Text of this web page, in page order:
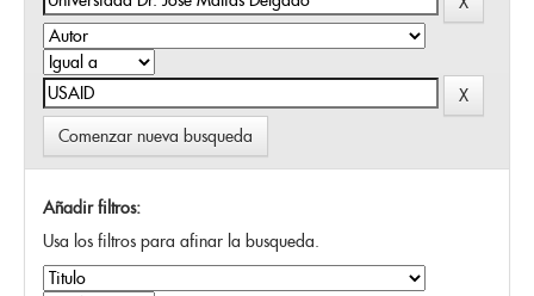
Comenzar nueva busqueda
Añadir filtros:
Usa los filtros para afinar la busqueda.